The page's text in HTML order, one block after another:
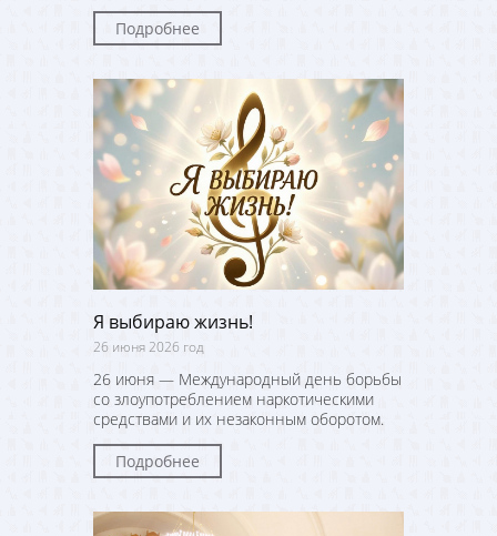
Подробнее
Я выбираю жизнь!
26 июня 2026 год
26 июня — Международный день борьбы
со злоупотреблением наркотическими
средствами и их незаконным оборотом.
Подробнее